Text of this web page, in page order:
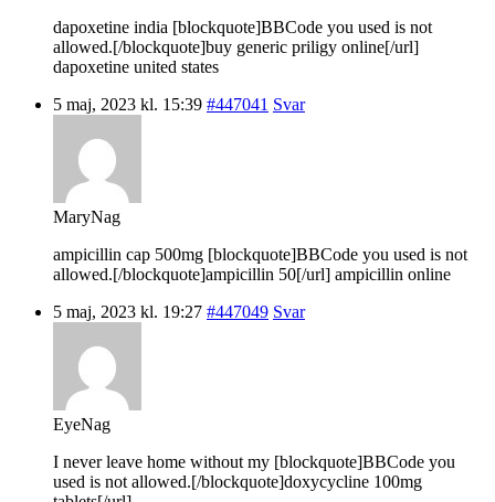
dapoxetine india [blockquote]BBCode you used is not
allowed.[/blockquote]buy generic priligy online[/url]
dapoxetine united states
5 maj, 2023 kl. 15:39 #447041 Svar
MaryNag
ampicillin cap 500mg [blockquote]BBCode you used is not
allowed.[/blockquote]ampicillin 50[/url] ampicillin online
5 maj, 2023 kl. 19:27 #447049 Svar
EyeNag
I never leave home without my [blockquote]BBCode you
used is not allowed.[/blockquote]doxycycline 100mg